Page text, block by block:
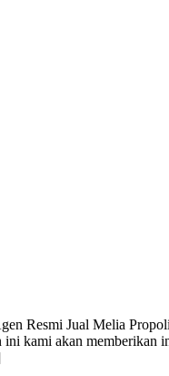
Resmi Jual Melia
kami akan memberikan